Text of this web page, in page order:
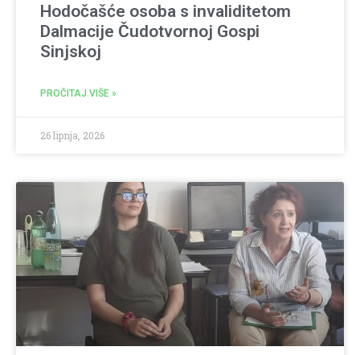
Hodočašće osoba s invaliditetom
Dalmacije Čudotvornoj Gospi
Sinjskoj
PROČITAJ VIŠE »
26 lipnja, 2026